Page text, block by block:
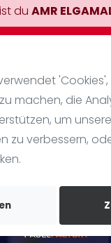
machen, die
um unsere
zu verbessern,
von Padel
du AMR
Konto